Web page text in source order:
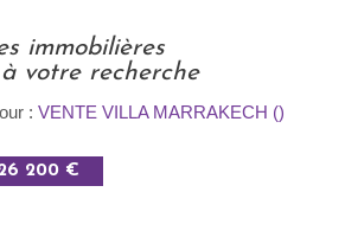
votre recherche
: VENTE VILLA MARRAKECH ()
200 €